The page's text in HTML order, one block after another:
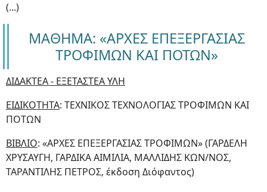
(...)
ΜΑΘΗΜΑ: «ΑΡΧΕΣ ΕΠΕΞΕΡΓΑΣΙΑΣ
ΤΡΟΦΙΜΩΝ ΚΑΙ ΠΟΤΩΝ»
ΔΙΔΑΚΤΕΑ - ΕΞΕΤΑΣΤΕΑ ΥΛΗ
ΕΙΔΙΚΟΤΗΤΑ: ΤΕΧΝΙΚΟΣ ΤΕΧΝΟΛΟΓΙΑΣ ΤΡΟΦΙΜΩΝ ΚΑΙ
ΠΟΤΩΝ
ΒΙΒΛΙΟ: «ΑΡΧΕΣ ΕΠΕΞΕΡΓΑΣΙΑΣ ΤΡΟΦΙΜΩΝ» (ΓΑΡΔΕΛΗ
ΧΡΥΣΑΥΓΗ, ΓΑΡΔΙΚΑ ΑΙΜΙΛΙΑ, ΜΑΛΛΙΔΗΣ ΚΩΝ/ΝΟΣ,
ΤΑΡΑΝΤΙΛΗΣ ΠΕΤΡΟΣ, έκδοση Διόφαντος)